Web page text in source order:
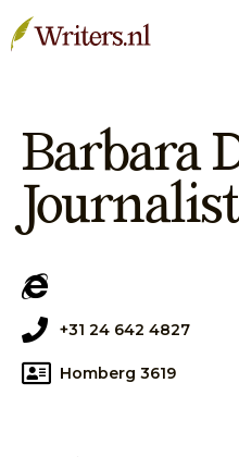
Barbara
+31 24 642 4827
Homberg 3619